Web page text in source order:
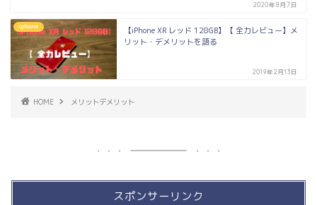
2020年8月7日
iphone
【iPhone XR レッド 128GB】【 全力レビュー】メ
リット・デメリットを語る
2019年2月13日
HOME メリットデメリット
スポンサーリンク